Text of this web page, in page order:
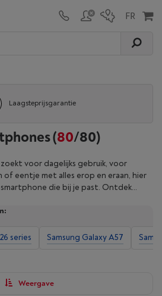
Laagsteprijsgarantie
(80/80)
voor dagelijks gebruik, voor
eentje met alles erop en eraan, hier
die bij je past. Ontdek
Z-serie unieke designfeatures of de
Galaxy Buds of Galaxy Tab en til je
hoger niveau dankzij de
series Samsung Galaxy A57
Weergave